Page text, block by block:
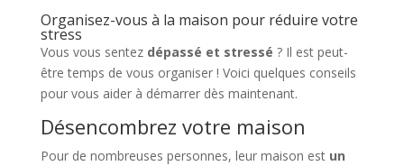
Organisez-vous à la maison pour réduire votre
stress
Vous vous sentez dépassé et stressé ? Il est peut-
être temps de vous organiser ! Voici quelques conseils
pour vous aider à démarrer dès maintenant.
Désencombrez votre maison
Pour de nombreuses personnes, leur maison est un